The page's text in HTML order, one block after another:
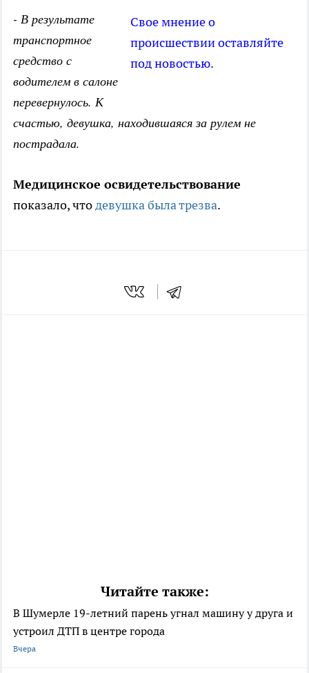
Свое мнение о
происшествии оставляйте
под новостью.
- В результате
транспортное
средство с
водителем в салоне
перевернулось. К
счастью, девушка, находившаяся за рулем не
пострадала.
Медицинское освидетельствование
показало, чтодевушка была трезва.
Читайте также:
В Шумерле 19-летний парень угнал машину у друга и
устроил ДТП в центре города
Вчера